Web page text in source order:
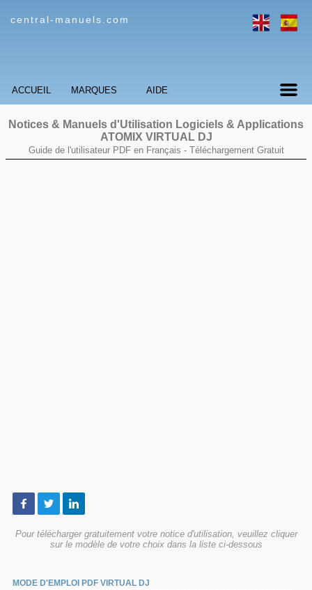
central-manuels.com
ACCUEIL MARQUES AIDE
Notices & Manuels d'Utilisation Logiciels & Applications
ATOMIX VIRTUAL DJ
Guide de l'utilisateur PDF en Français - Téléchargement Gratuit
Pour télécharger gratuitement votre notice d'utilisation, veuillez cliquer
sur le modèle de votre choix dans la liste ci-dessous
MODE D'EMPLOI PDF VIRTUAL DJ